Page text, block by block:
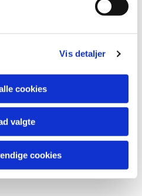
Vis detaljer
cookies
valgte
cookies